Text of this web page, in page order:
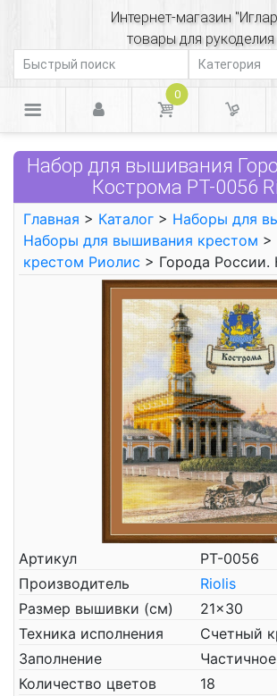
Интернет-магазин
товары для рукоделия
0
Набор для вышивания
Кострома РТ-0056
Главная > Каталог > Наборы для
Наборы для вышивания крестом >
крестом Риолис > Города России.
Артикул
РТ-0056
Производитель
Riolis
Размер вышивки (см)
21x30
Техника исполнения
Счетный
Заполнение
Частичное
Количество цветов
18